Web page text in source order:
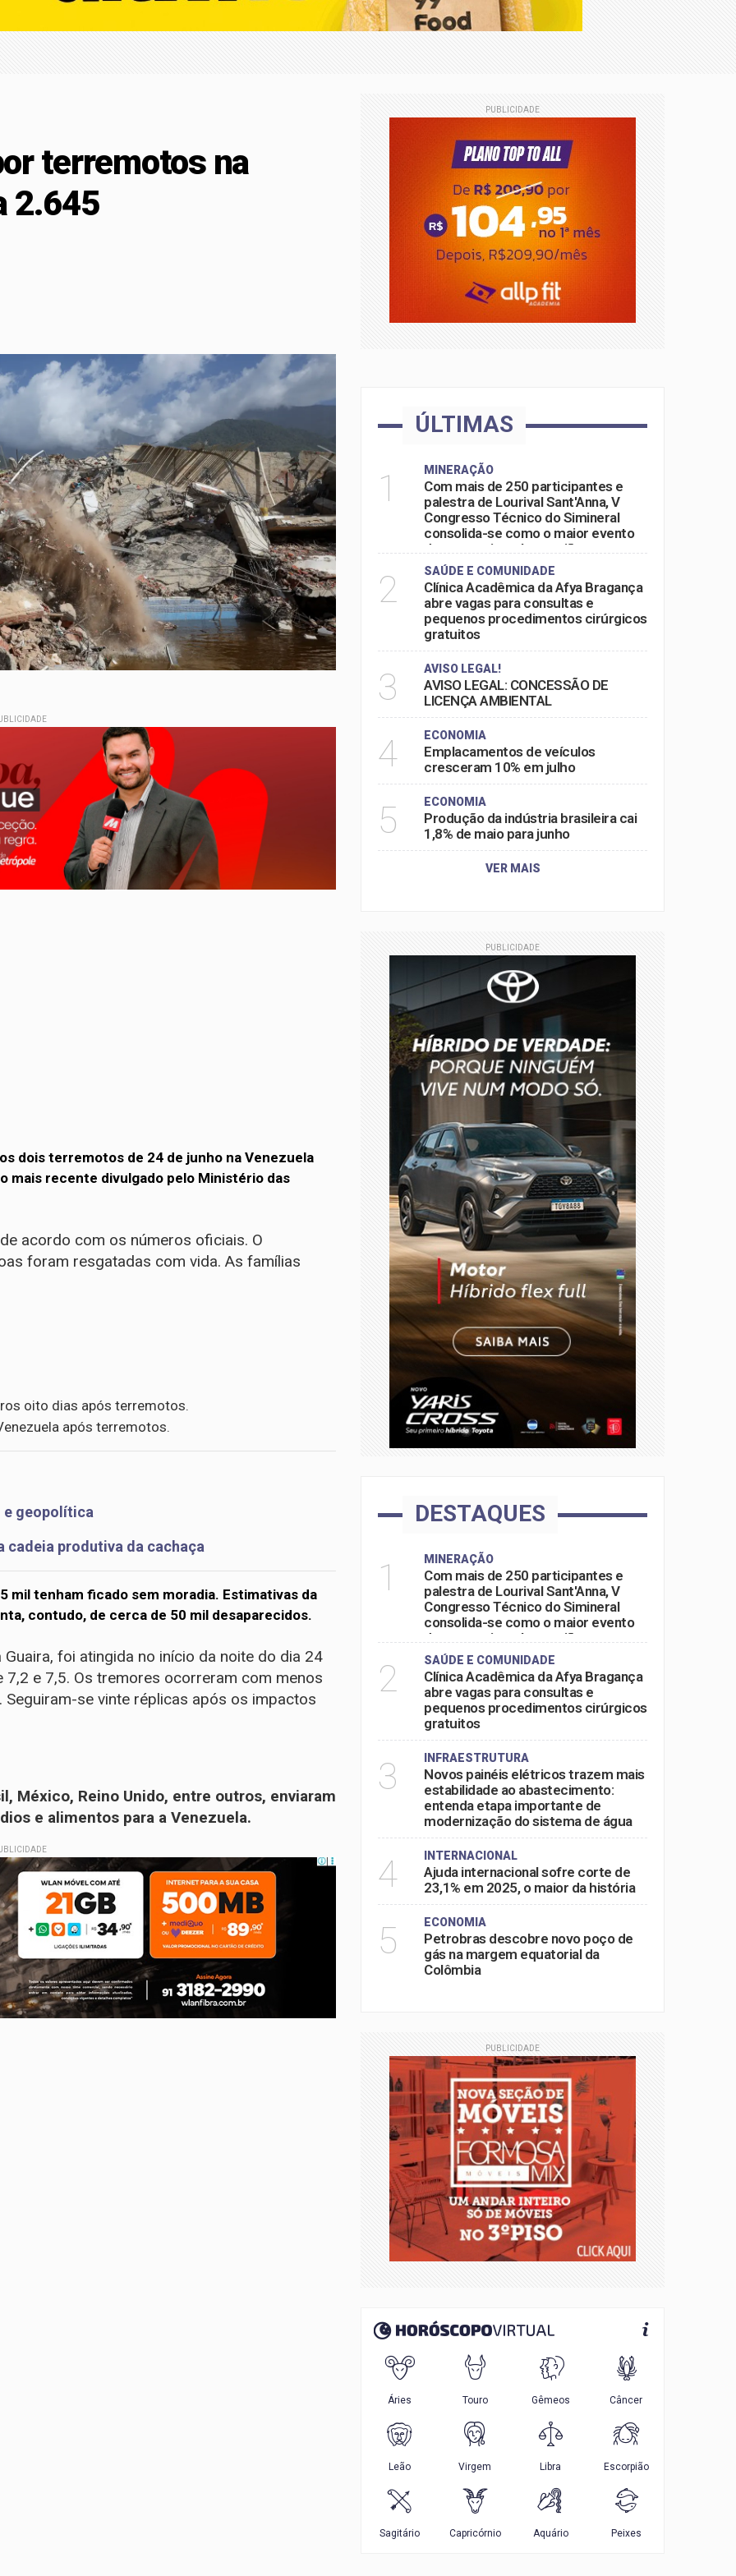
terremotos na
2.645
dois terremotos de 24 de junho na Venezuela
mais recente divulgado pelo Ministério das
acordo com os números oficiais. O
foram resgatadas com vida. As famílias
oito dias após terremotos.
após terremotos.
e geopolítica
cadeia produtiva da cachaça
mil tenham ficado sem moradia. Estimativas da
contudo, de cerca de 50 mil desaparecidos.
foi atingida no início da noite do dia 24
e 7,5. Os tremores ocorreram com menos
se vinte réplicas após os impactos
México, Reino Unido, entre outros, enviaram
e alimentos para a Venezuela.
PUBLICIDADE
ÚLTIMAS
1 MINERAÇÃO
Com mais de 250 participantes e
palestra de Lourival Sant'Anna, V
Congresso Técnico do Simineral
consolida-se como o maior evento
do setor mineral na região
2 SAÚDE E COMUNIDADE
Clínica Acadêmica da Afya Bragança
abre vagas para consultas e
pequenos procedimentos cirúrgicos
gratuitos
3 AVISO LEGAL!
AVISO LEGAL: CONCESSÃO DE
LICENÇA AMBIENTAL
4 ECONOMIA
Emplacamentos de veículos
cresceram 10% em julho
5 ECONOMIA
Produção da indústria brasileira cai
1,8% de maio para junho
VER MAIS
PUBLICIDADE
DESTAQUES
1 MINERAÇÃO
Com mais de 250 participantes e
palestra de Lourival Sant'Anna, V
Congresso Técnico do Simineral
consolida-se como o maior evento
do setor mineral na região
2 SAÚDE E COMUNIDADE
Clínica Acadêmica da Afya Bragança
abre vagas para consultas e
pequenos procedimentos cirúrgicos
gratuitos
3 INFRAESTRUTURA
Novos painéis elétricos trazem mais
estabilidade ao abastecimento:
entenda etapa importante de
modernização do sistema de água
4 INTERNACIONAL
Ajuda internacional sofre corte de
23,1% em 2025, o maior da história
5 ECONOMIA
Petrobras descobre novo poço de
gás na margem equatorial da
Colômbia
PUBLICIDADE